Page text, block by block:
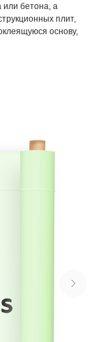
или бетона, а
плит,
основу,